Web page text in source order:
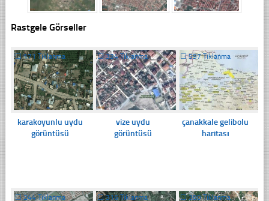
Rastgele Görseller
☐171 Tıklanma
karakoyunlu uydu
görüntüsü
☐334 Tıklanma
vize uydu
görüntüsü
☐597 Tıklanma
çanakkale gelibolu
haritası
☐244 Tıklanma ☐316 Tıklanma ☐380 Tıklanma